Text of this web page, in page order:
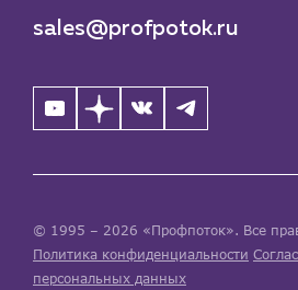
sales@profpotok.ru
© 1995 – 2026 «Профпоток». Все
Политика конфиденциальности
персональных данных